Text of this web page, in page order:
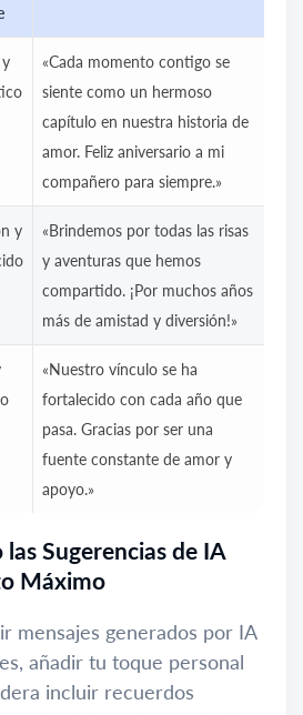
«Cada momento contigo se
siente como un hermoso
capítulo en nuestra historia de
amor. Feliz aniversario a mi
compañero para siempre.»
y
«Brindemos por todas las risas
y aventuras que hemos
compartido. ¡Por muchos años
más de amistad y diversión!»
«Nuestro vínculo se ha
fortalecido con cada año que
pasa. Gracias por ser una
fuente constante de amor y
apoyo.»
Sugerencias de IA
Máximo
mensajes generados por IA
añadir tu toque personal
incluir recuerdos